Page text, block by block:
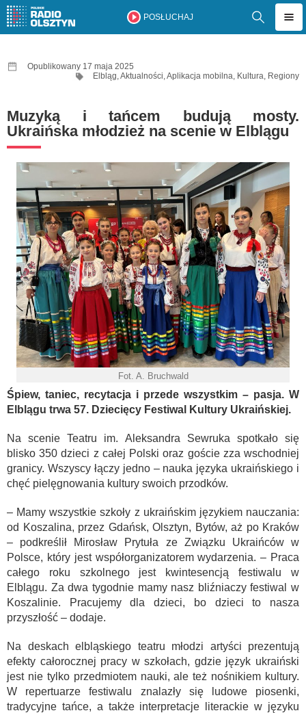
POSŁUCHAJ
Opublikowany 17 maja 2025
Elbląg,Aktualności,Aplikacja mobilna, Kultura, Regiony
Muzyką i tańcem budują mosty.
Ukraińska młodzież na scenie w Elblągu
Fot. A. Bruchwald
Śpiew, taniec, recytacja i przede wszystkim – pasja. W
Elblągu trwa 57. Dziecięcy Festiwal Kultury Ukraińskiej.
Na scenie Teatru im. Aleksandra Sewruka spotkało się
blisko 350 dzieci z całej Polski oraz goście zza wschodniej
granicy. Wszyscy łączy jedno – nauka języka ukraińskiego i
chęć pielęgnowania kultury swoich przodków.
– Mamy wszystkie szkoły z ukraińskim językiem nauczania:
od Koszalina, przez Gdańsk, Olsztyn, Bytów, aż po Kraków
– podkreślił Mirosław Prytuła ze Związku Ukraińców w
Polsce, który jest współorganizatorem wydarzenia. – Praca
całego roku szkolnego jest kwintesencją festiwalu w
Elblągu. Za dwa tygodnie mamy nasz bliźniaczy festiwal w
Koszalinie. Pracujemy dla dzieci, bo dzieci to nasza
przyszłość – dodaje.
Na deskach elbląskiego teatru młodzi artyści prezentują
efekty całorocznej pracy w szkołach, gdzie język ukraiński
jest nie tylko przedmiotem nauki, ale też nośnikiem kultury.
W repertuarze festiwalu znalazły się ludowe piosenki,
tradycyjne tańce, a także interpretacje literackie w języku